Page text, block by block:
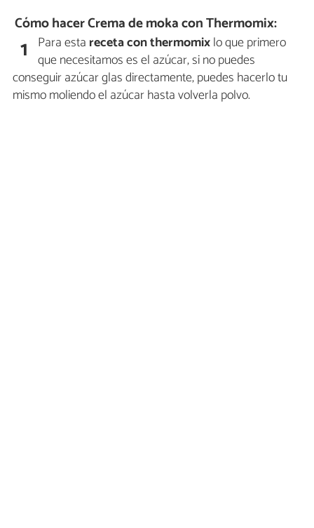
Cómo hacer Crema de moka con Thermomix:
1 Para esta receta con thermomixlo que primero
que necesitamos es el azúcar, si no puedes
conseguir azúcar glas directamente, puedes hacerlo tu
mismo moliendo el azúcar hasta volverla polvo.